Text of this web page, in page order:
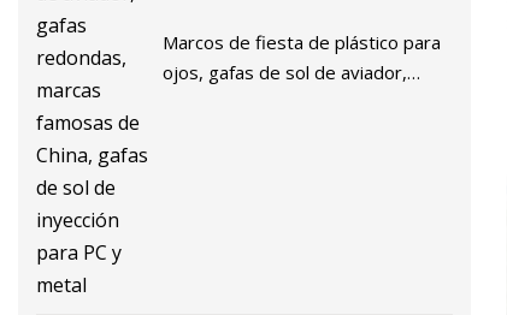
Marcos de fiesta de plástico para
ojos, gafas de sol de aviador,